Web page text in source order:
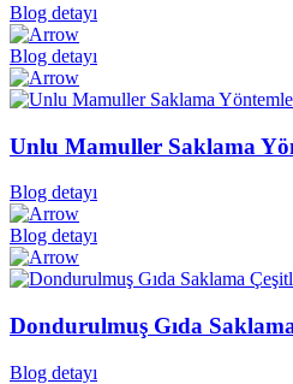
Blog detayı
Blog detayı
Unlu Mamuller Saklama
Blog detayı
Blog detayı
Dondurulmuş Gıda
Blog detayı